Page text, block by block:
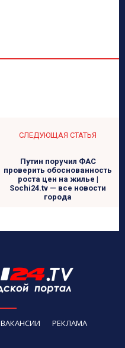
СЛЕДУЮЩАЯ СТАТЬЯ
Путин поручил ФАС
проверить обоснованность
роста цен на жилье |
Sochi24.tv — все новости
города
ВАКАНСИИ РЕКЛАМА